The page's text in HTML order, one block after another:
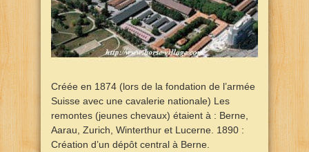
Créée en 1874 (lors de la fondation de l’armée
Suisse avec une cavalerie nationale) Les
remontes (jeunes chevaux) étaient à : Berne,
Aarau, Zurich, Winterthur et Lucerne. 1890 :
Création d’un dépôt central à Berne.